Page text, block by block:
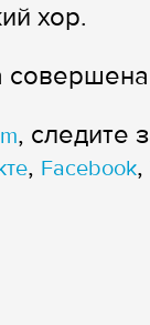
хор.
, следите
, Facebook,